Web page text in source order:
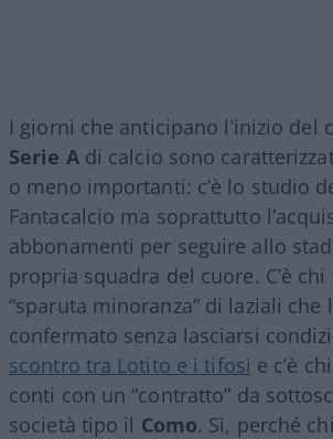
I giorni che anticipano l’inizio del
Serie Adi calcio sono
o meno importanti: c’è lo studio
Fantacalcio ma soprattutto
abbonamenti per seguire allo
propria squadra del cuore. C’è
“sparuta minoranza” di laziali che
confermato senza lasciarsi
scontro tra Lotito e i tifosi e c’è
conti con un “contratto” da
società tipo il Como. Sì, perché